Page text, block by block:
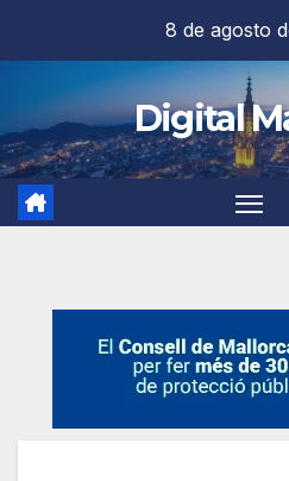
contenido
8 de agosto
Digital